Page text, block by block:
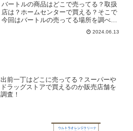
バートルの商品はどこで売ってる？取扱
店は？ホームセンターで買える？そこで
今回はバートルの売ってる場所を調べて
2024.06.13
出前一丁はどこに売ってる？スーパーや
ドラッグストアで買えるのか販売店舗を
調査！